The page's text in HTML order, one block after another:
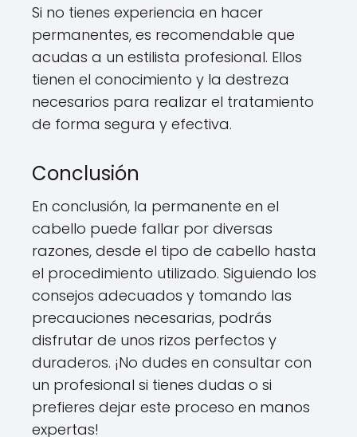
Si no tienes experiencia en hacer
permanentes, es recomendable que
acudas a un estilista profesional. Ellos
tienen el conocimiento y la destreza
necesarios para realizar el tratamiento
de forma segura y efectiva.
Conclusión
En conclusión, la permanente en el
cabello puede fallar por diversas
razones, desde el tipo de cabello hasta
el procedimiento utilizado. Siguiendo los
consejos adecuados y tomando las
precauciones necesarias, podrás
disfrutar de unos rizos perfectos y
duraderos. ¡No dudes en consultar con
un profesional si tienes dudas o si
prefieres dejar este proceso en manos
expertas!